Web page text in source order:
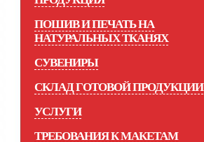
ПОШИВ И ПЕЧАТЬ НА
НАТУРАЛЬНЫХ ТКАНЯХ
СУВЕНИРЫ
СКЛАД ГОТОВОЙ ПРОДУКЦИИ
УСЛУГИ
ТРЕБОВАНИЯ К МАКЕТАМ